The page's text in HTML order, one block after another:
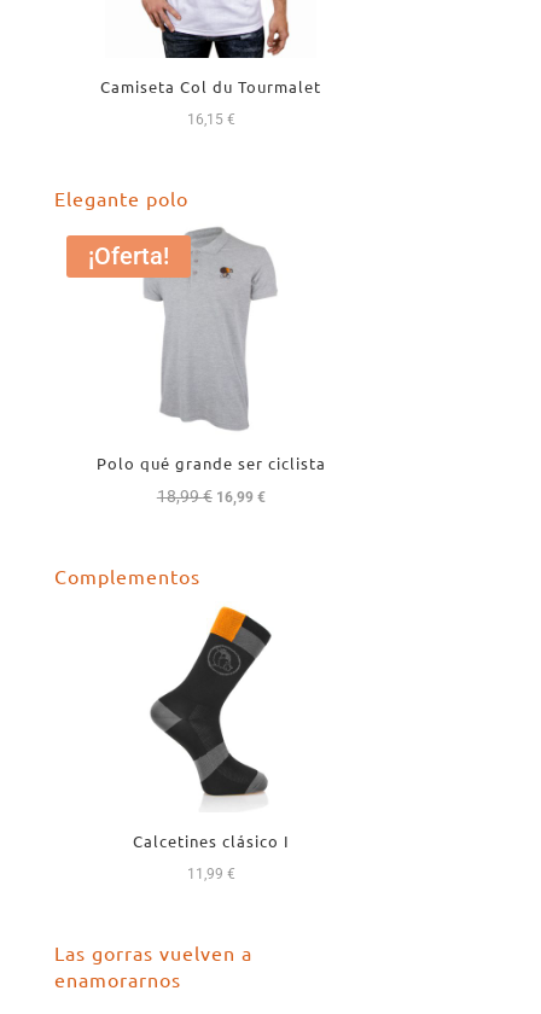
Camiseta Col du Tourmalet
16,15 €
Elegante polo
¡Oferta!
Polo qué grande ser ciclista
18,99€ El
18,99 €.
16,99 €El
Complementos
Calcetines clásico I
11,99 €
Las gorras vuelven a
enamorarnos